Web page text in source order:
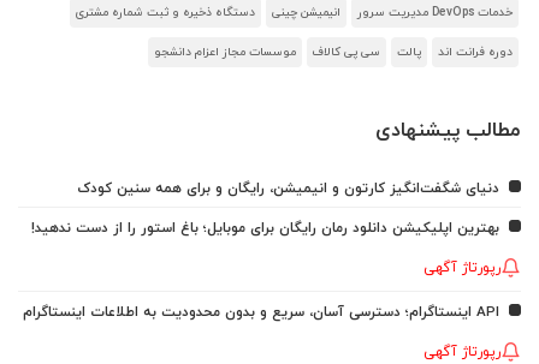
خدمات DevOps مدیریت سرور انیمیشن چینی دستگاه ذخیره و ثبت شماره مشتری
دوره فرانت اند پالت سی پی کالاف موسسات مجاز اعزام دانشجو
مطالب پیشنهادی
دنیای شگفت‌انگیز کارتون و انیمیشن، رایگان و برای همه سنین کودک
بهترین اپلیکیشن دانلود رمان رایگان برای موبایل؛ باغ استور را از دست ندهید!
رپورتاژ آگهی
API اینستاگرام؛ دسترسی آسان، سریع و بدون محدودیت به اطلاعات اینستاگرام
رپورتاژ آگهی